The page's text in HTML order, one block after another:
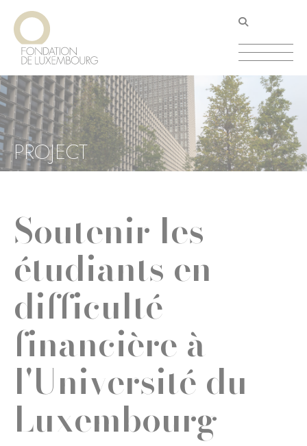
Aller
contenu
principal
PROJECT
Soutenir les
étudiants en
difficulté
financière à
l'Université du
Luxembourg
Panneau de gestion des cookies